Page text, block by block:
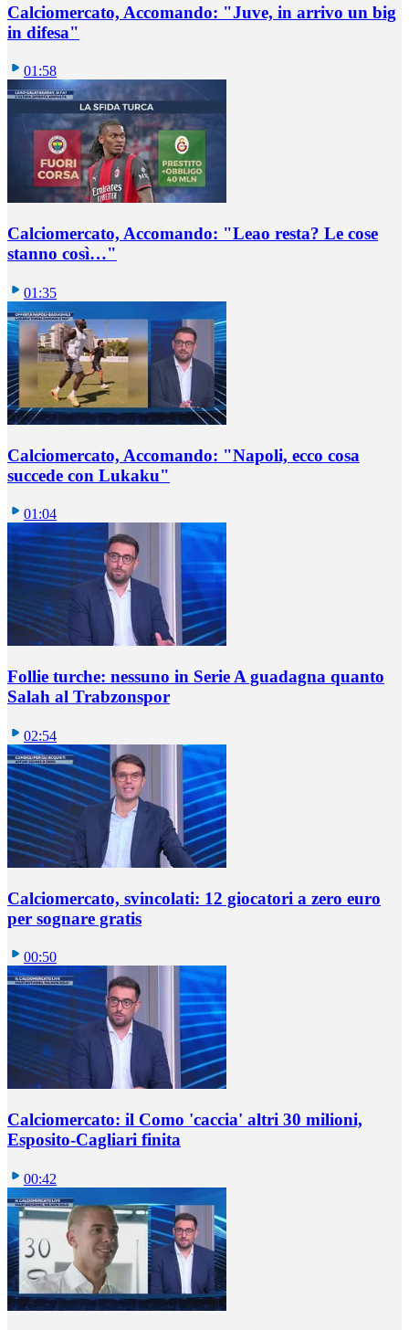
Calciomercato, Accomando: "Juve, in arrivo un big
in difesa"
01:58
Calciomercato, Accomando: "Leao resta? Le cose
stanno così…"
01:35
Calciomercato, Accomando: "Napoli, ecco cosa
succede con Lukaku"
01:04
Follie turche: nessuno in Serie A guadagna quanto
Salah al Trabzonspor
02:54
Calciomercato, svincolati: 12 giocatori a zero euro
per sognare gratis
00:50
Calciomercato: il Como 'caccia' altri 30 milioni,
Esposito-Cagliari finita
00:42